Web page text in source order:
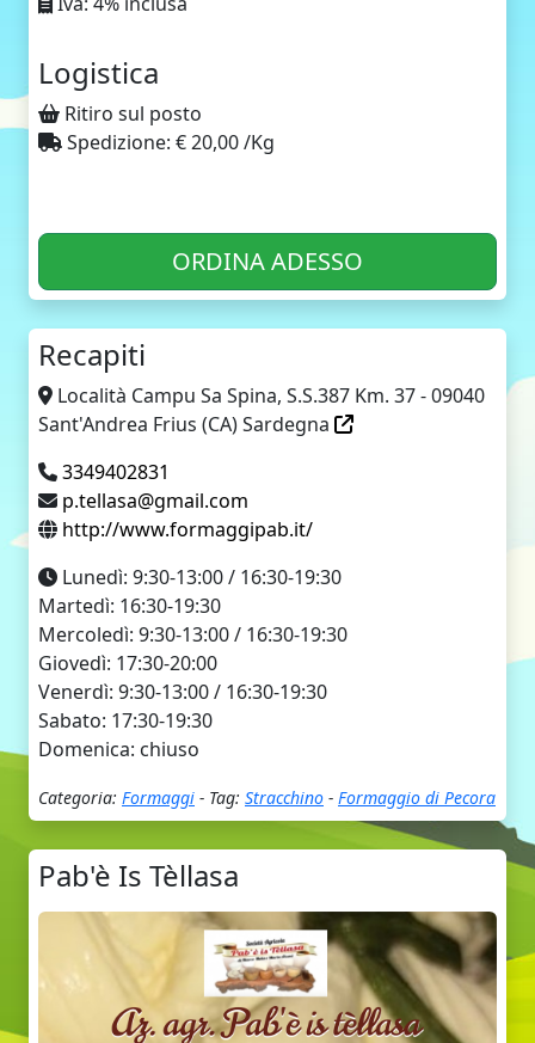
Logistica
Ritiro sul posto
Spedizione: € 20,00 /Kg
ORDINA ADESSO
Recapiti
Località Campu Sa Spina, S.S.387 Km. 37 - 09040
Sant'Andrea Frius (CA) Sardegna
3349402831
p.tellasa@gmail.com
http://www.formaggipab.it/
Lunedì: 9:30-13:00 / 16:30-19:30
Martedì: 16:30-19:30
Mercoledì: 9:30-13:00 / 16:30-19:30
Giovedì: 17:30-20:00
Venerdì: 9:30-13:00 / 16:30-19:30
Sabato: 17:30-19:30
Domenica: chiuso
Categoria: Formaggi - Tag: Stracchino - Formaggio di Pecora
Pab'è Is Tèllasa